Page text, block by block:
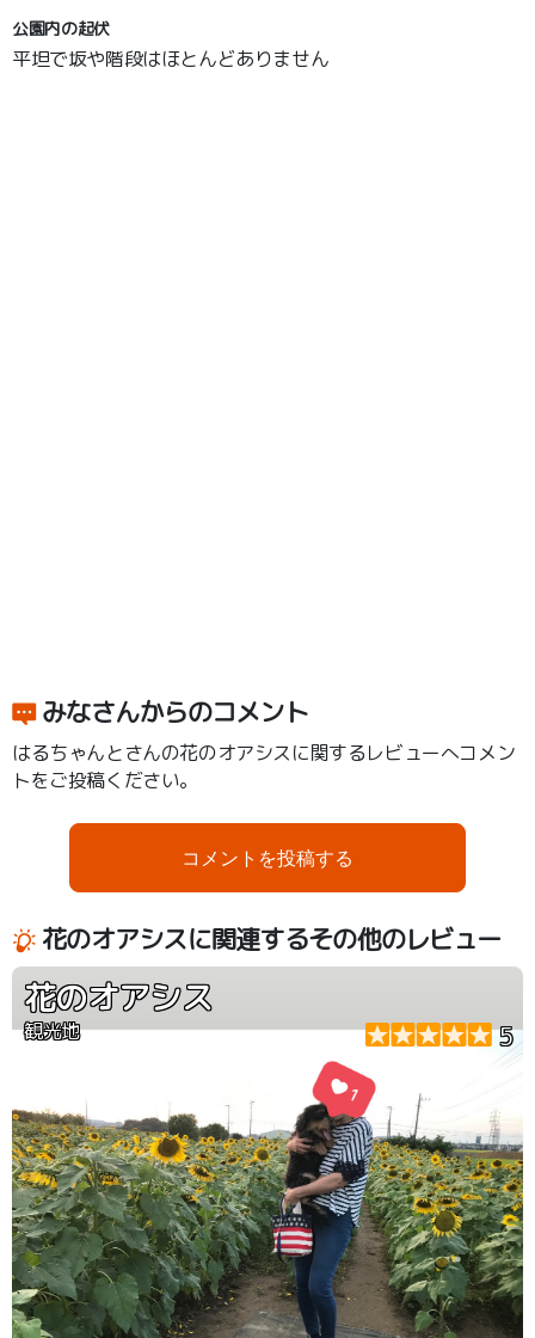
公園内の起伏
平坦で坂や階段はほとんどありません
みなさんからのコメント
はるちゃんとさんの花のオアシスに関するレビューへコメン
トをご投稿ください。
コメントを投稿する
花のオアシスに関連するその他のレビュー
花のオアシス
観光地 5